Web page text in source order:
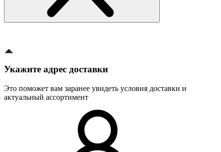
Укажите адрес доставки
Это поможет вам заранее увидеть условия доставки и
актуальный ассортимент